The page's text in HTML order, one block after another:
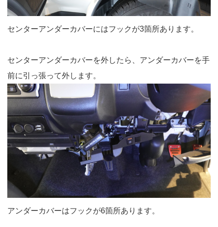
センターアンダーカバーにはフックが3箇所あります。
センターアンダーカバーを外したら、アンダーカバーを手
前に引っ張って外します。
アンダーカバーはフックが6箇所あります。